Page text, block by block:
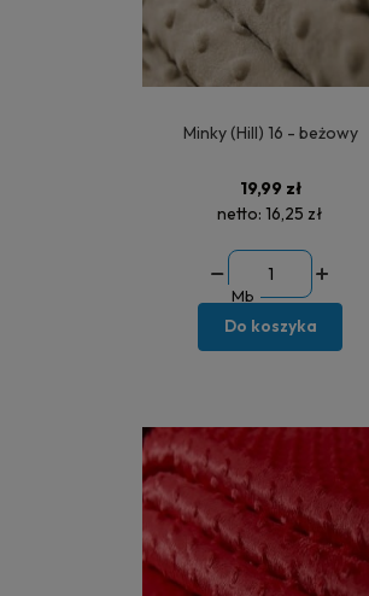
Minky (Hill) 16 - beżowy
19,99 zł
netto: 16,25 zł
Mb
Do koszyka